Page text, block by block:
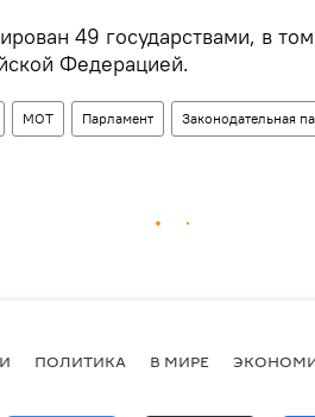
49 государствами, в
Федерацией.
МОТ Парламент Законодательная
ПОЛИТИКА В МИРЕ